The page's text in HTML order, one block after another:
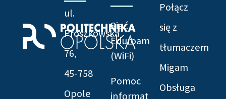
ul.
Prószkowska
76,
45-758
Opole
Sieć
Eduroam
(WiFi)
Pomoc
informatyczna
Połącz
się z
tłumaczem
Migam
Obsługa